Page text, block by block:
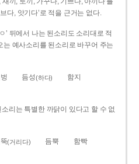
다, 앗기다’로 적을 근거는 없다.
’ 뒤에서 나는 된소리도 소리대로 적
는 예사소리를 된소리로 바꾸어 주는
듬성(하다)
함지
소리는 특별한 까닭이 있다고 할 수 없
(거리다) 듬뿍
함빡